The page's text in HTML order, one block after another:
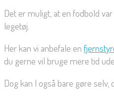
Det er muligt, at en fodbold
legetøj.
Her kan vi anbefale en
du gerne vil bruge mere tid
Dog kan I også bare gøre